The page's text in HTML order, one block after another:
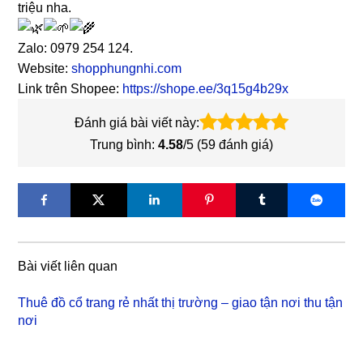
triệu nha.
Zalo: 0979 254 124.
Website:shopphungnhi.com
Link trên Shopee: https://shope.ee/3q15g4b29x
Đánh giá bài viết này:
Trung bình: 4.58/5 (59 đánh giá)
Bài viết liên quan
Thuê đồ cổ trang rẻ nhất thị trường – giao tận nơi thu tận
nơi